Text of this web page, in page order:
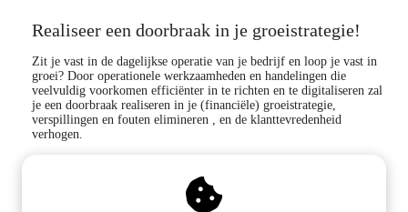
Realiseer een doorbraak in je groeistrategie!
Zit je vast in de dagelijkse operatie van je bedrijf en loop je vast in
groei? Door operationele werkzaamheden en handelingen die
veelvuldig voorkomen efficiënter in te richten en te digitaliseren zal
je een doorbraak realiseren in je (financiële) groeistrategie,
verspillingen en fouten elimineren , en de klanttevredenheid
verhogen.